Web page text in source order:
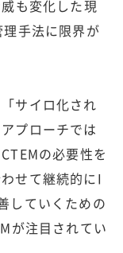
も変化した現
手法に限界が
サイロ化され
プローチでは
の必要性を
せて継続的にI
していくための
が注目されてい